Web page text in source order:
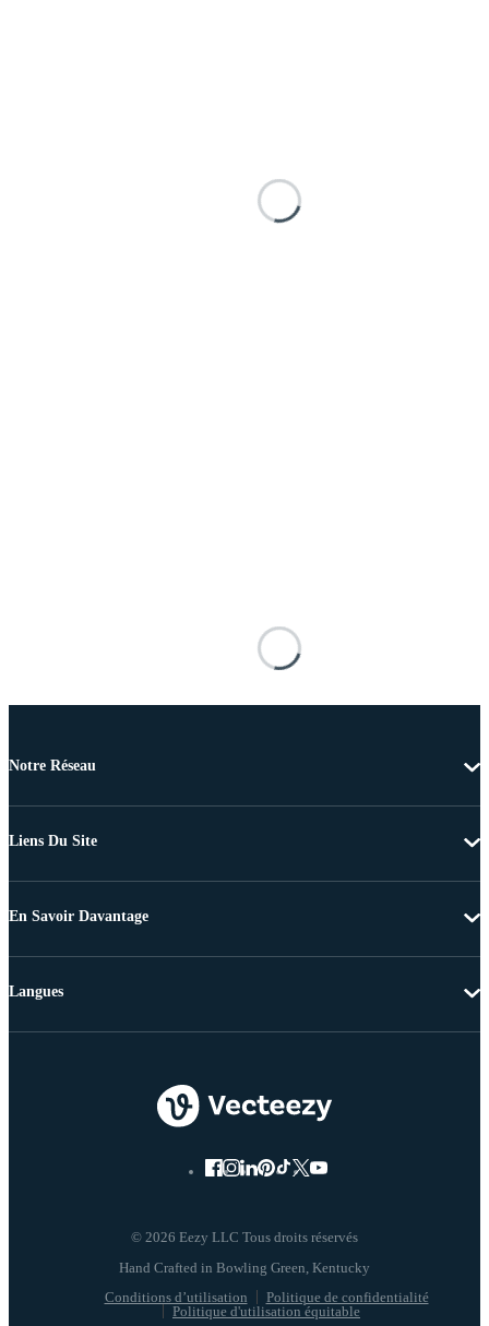
Notre Réseau
Liens Du Site
En Savoir Davantage
© 2026 Eezy LLC Tous droits réservés
Conditions d’utilisation
Politique de confidentialité
Politique d'utilisation équitable
Langues